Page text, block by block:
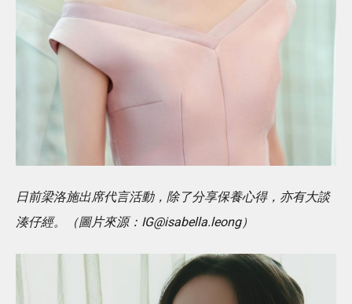
日前梁洛施出席代言活動，除了分享保養心得，亦有大談
湊仔經。（圖片來源：IG@isabella.leong）